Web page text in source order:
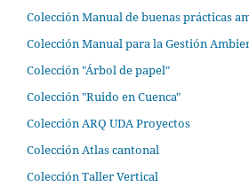
Colección Manual de buenas prácticas
Colección Manual para la Gestión
Colección "Árbol de papel"
Colección "Ruido en Cuenca"
Colección ARQ UDA Proyectos
Colección Atlas cantonal
Colección Taller Vertical